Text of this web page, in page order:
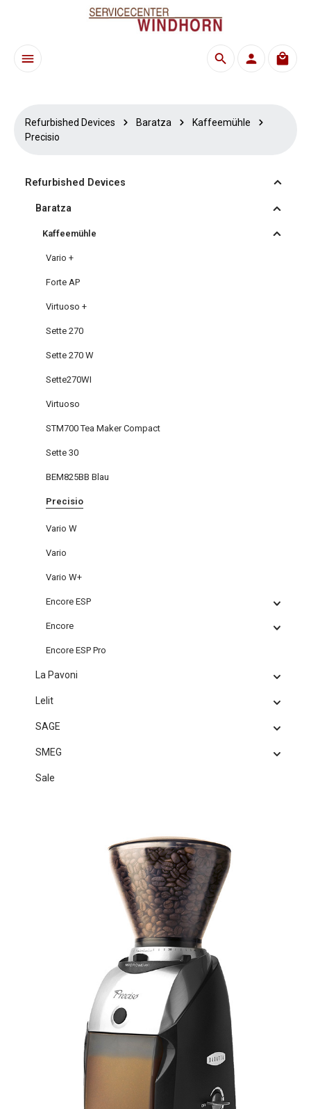
Skip to main content
Refurbished Devices Baratza
Kaffeemühle
Precisio
Refurbished Devices
Baratza
Kaffeemühle
Vario +
Forte AP
Virtuoso +
Sette 270
Sette 270 W
Sette270WI
Virtuoso
STM700 Tea Maker Compact
Sette 30
BEM825BB Blau
Precisio
Vario W
Vario
Vario W+
Encore ESP
Encore
Encore ESP Pro
La Pavoni
Lelit
SAGE
SMEG
Sale